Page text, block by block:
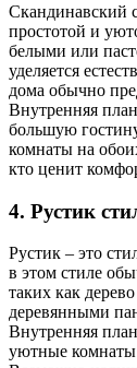
Скандинавский
простотой и
белыми или
уделяется
дома обычно
Внутренняя
большую
комнаты на
кто ценит
4. Рустик
Рустик – это
в этом стиле
таких как
деревянными
Внутренняя
уютные комнаты